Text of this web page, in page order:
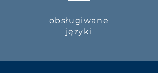
obsługiwane
języki